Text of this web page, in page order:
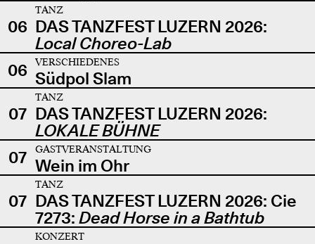
06
TANZ
DAS TANZFEST LUZERN 2026:
Local Choreo-Lab
06
VERSCHIEDENES
Südpol Slam
07
TANZ
DAS TANZFEST LUZERN 2026:
LOKALE BÜHNE
07
GASTVERANSTALTUNG
Wein im Ohr
07
TANZ
DAS TANZFEST LUZERN 2026: Cie
7273: Dead Horse in a Bathtub
KONZERT